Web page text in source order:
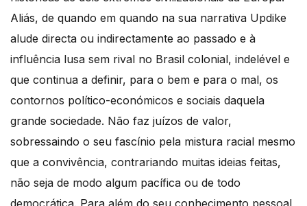
Aliás, de quando em quando na sua narrativa Updike
alude directa ou indirectamente ao passado e à
influência lusa sem rival no Brasil colonial, indelével e
que continua a definir, para o bem e para o mal, os
contornos político-económicos e sociais daquela
grande sociedade. Não faz juízos de valor,
sobressaindo o seu fascínio pela mistura racial mesmo
que a convivência, contrariando muitas ideias feitas,
não seja de modo algum pacífica ou de todo
democrática. Para além do seu conhecimento pessoal